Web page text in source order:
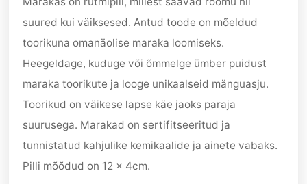
suured kui väiksesed. Antud toode on mõeldud
toorikuna omanäolise maraka loomiseks.
Heegeldage, kuduge või õmmelge ümber puidust
maraka toorikute ja looge unikaalseid mänguasju.
Toorikud on väikese lapse käe jaoks paraja
suurusega. Marakad on sertifitseeritud ja
tunnistatud kahjulike kemikaalide ja ainete vabaks.
Pilli mõõdud on 12 x 4cm.